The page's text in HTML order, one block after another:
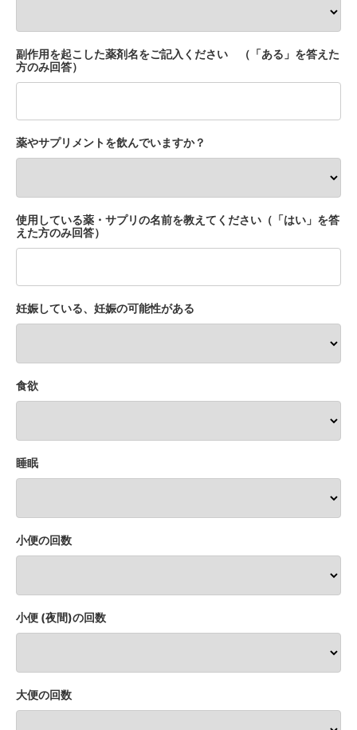
副作用を起こした薬剤名をご記入ください （「ある」を答えた
方のみ回答）
薬やサプリメントを飲んでいますか？
使用している薬・サプリの名前を教えてください（「はい」を答
えた方のみ回答）
妊娠している、妊娠の可能性がある
食欲
睡眠
小便の回数
小便 (夜間)の回数
大便の回数